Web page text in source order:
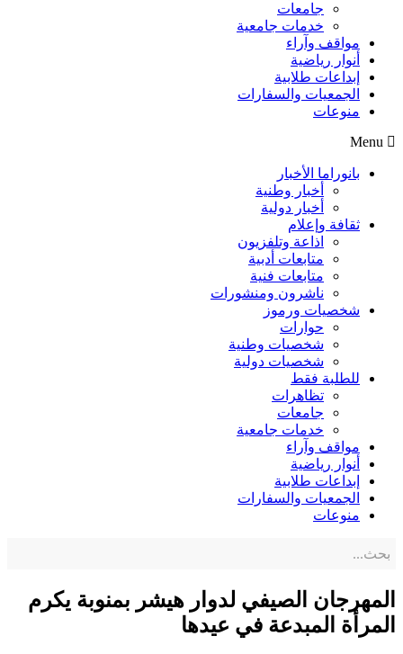
جامعات
خدمات جامعية
مواقف وآراء
أنوار رياضية
إبداعات طلابية
الجمعيات والسفارات
منوعات
Menu
بانوراما الأخبار
أخبار وطنية
أخبار دولية
ثقافة وإعلام
اذاعة وتلفزيون
متابعات أدبية
متابعات فنية
ناشرون ومنشورات
شخصيات ورموز
حوارات
شخصيات وطنية
شخصيات دولية
للطلبة فقط
تظاهرات
جامعات
خدمات جامعية
مواقف وآراء
أنوار رياضية
إبداعات طلابية
الجمعيات والسفارات
منوعات
المهرجان الصيفي لدوار هيشر بمنوبة يكرم
المرأة المبدعة في عيدها